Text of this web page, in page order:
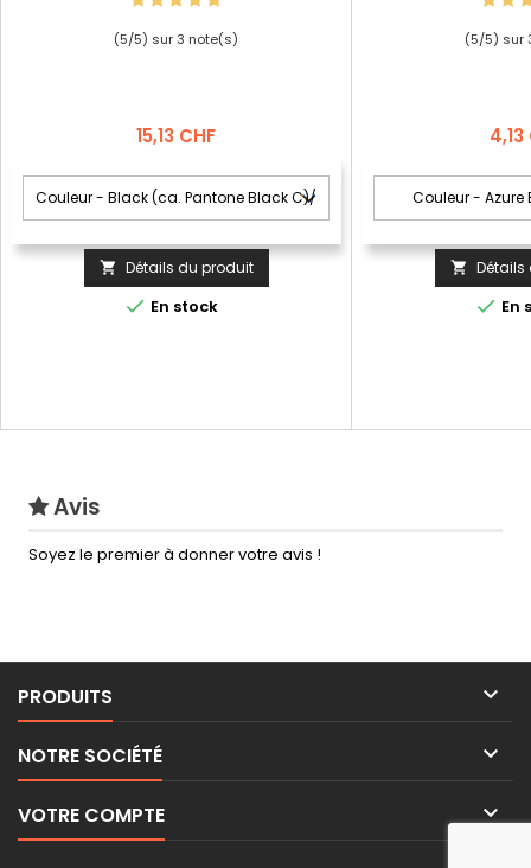
(5/5) sur3 note(s)
Prix
15,13 CHF
 Détails du produit
 En stock
(5/5) sur
Prix
4,13
 Détails
 En
Avis
Soyez le premier à donner votre avis !
PRODUITS 
NOTRE SOCIÉTÉ 
VOTRE COMPTE 